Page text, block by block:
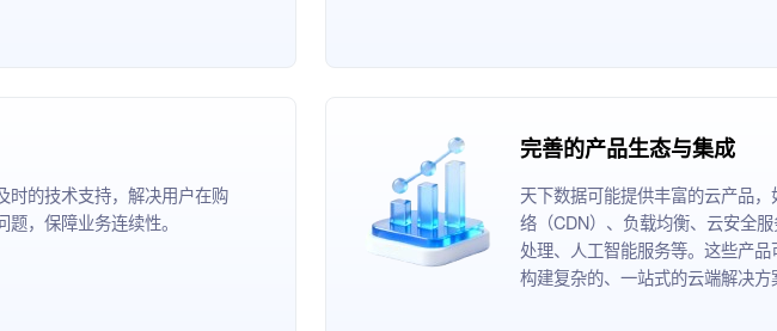
时的技术支持，解决用户在购
，保障业务连续性。
完善的产品生态与集成
天下数据可能提供丰富的云产品
络（CDN）、负载均衡、云安全
处理、人工智能服务等。这些产
构建复杂的、一站式的云端解决方